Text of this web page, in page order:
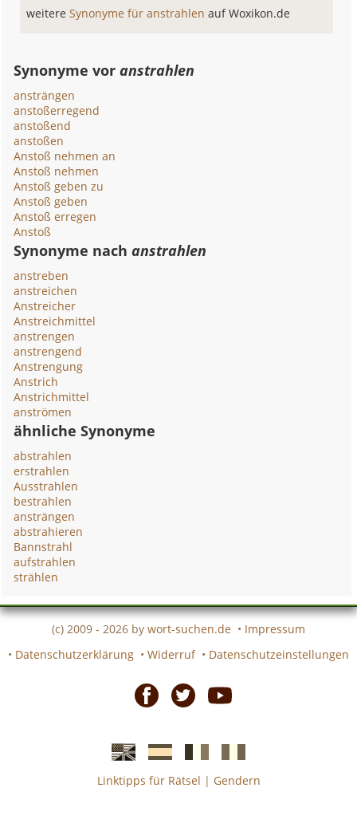
weitereSynonyme für anstrahlenauf Woxikon.de
Synonyme voranstrahlen
ansträngen
anstoßerregend
anstoßend
anstoßen
Anstoß nehmen an
Anstoß nehmen
Anstoß geben zu
Anstoß geben
Anstoß erregen
Anstoß
Synonyme nachanstrahlen
anstreben
anstreichen
Anstreicher
Anstreichmittel
anstrengen
anstrengend
Anstrengung
Anstrich
Anstrichmittel
anströmen
ähnliche Synonyme
abstrahlen
erstrahlen
Ausstrahlen
bestrahlen
ansträngen
abstrahieren
Bannstrahl
aufstrahlen
strählen
(c) 2009 - 2026 by wort-suchen.de • Impressum
• Datenschutzerklärung • Widerruf • Datenschutzeinstellungen
EnglischeSpanischefranzösicheitalienische
Linktipps für Rätsel | Gendern